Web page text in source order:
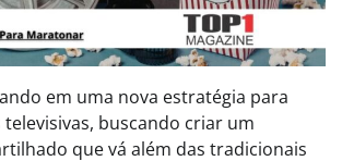
em uma nova estratégia para
buscando criar um
que vá além das tradicionais